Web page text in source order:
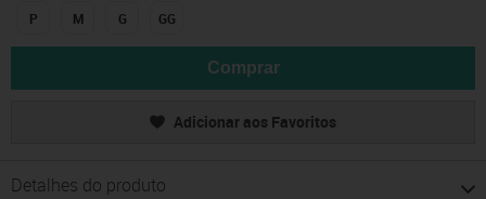
P M G GG
Comprar
Adicionar aos Favoritos
Detalhes do produto